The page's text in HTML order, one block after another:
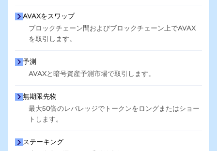
AVAXをスワップ
ブロックチェーン間およびブロックチェーン上でAVAX
を取引します。
予測
AVAXと暗号資産予測市場で取引します。
無期限先物
最大50倍のレバレッジでトークンをロングまたはショー
トします。
ステーキング